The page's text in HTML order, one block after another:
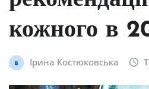
кожного в
Ірина Костюковська